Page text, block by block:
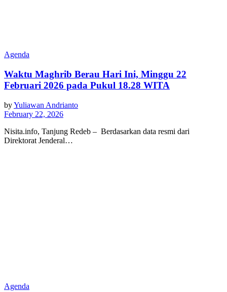
Agenda
Waktu Maghrib Berau Hari Ini, Minggu 22
Februari 2026 pada Pukul 18.28 WITA
byYuliawan Andrianto
February 22, 2026
Nisita.info, Tanjung Redeb – Berdasarkan data resmi dari
Direktorat Jenderal…
Agenda